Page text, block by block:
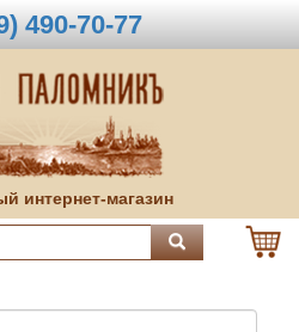
490-70-77
интернет-магазин